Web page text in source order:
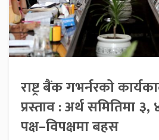
राष्ट्र बैंक गभर्नरको
प्रस्ताव : अर्थ समितिमा ३,
पक्ष–विपक्षमा बहस